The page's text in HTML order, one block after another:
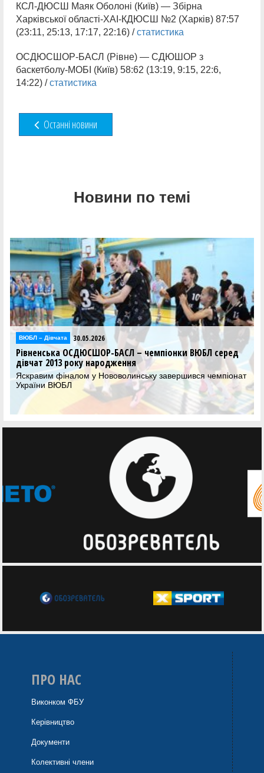
КСЛ-ДЮСШ Маяк Оболоні (Київ) — Збірна
Харківської області-ХАІ-КДЮСШ №2 (Харків) 87:57
(23:11, 25:13, 17:17, 22:16) /статистика
ОСДЮСШОР-БАСЛ (Рівне) — СДЮШОР з
баскетболу-МОБІ (Київ) 58:62 (13:19, 9:15, 22:6,
14:22) /статистика
Останні новини
Новини по темі
ВЮБЛ – Дiвчата 30.05.2026
Рівненська ОСДЮСШОР-БАСЛ – чемпіонки ВЮБЛ серед
дівчат 2013 року народження
Яскравим фіналом у Нововолинську завершився чемпіонат
України ВЮБЛ
ПРО НАС
Виконком ФБУ
Керівництво
Документи
Колективні члени